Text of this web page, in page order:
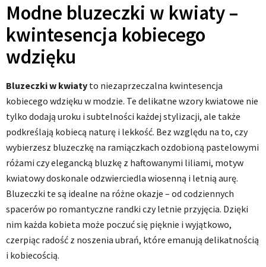
Modne bluzeczki w kwiaty –
kwintesencja kobiecego
wdzięku
Bluzeczki w kwiaty to niezaprzeczalna kwintesencja
kobiecego wdzięku w modzie. Te delikatne wzory kwiatowe nie
tylko dodają uroku i subtelności każdej stylizacji, ale także
podkreślają kobiecą naturę i lekkość. Bez względu na to, czy
wybierzesz bluzeczkę na ramiączkach ozdobioną pastelowymi
różami czy elegancką bluzkę z haftowanymi liliami, motyw
kwiatowy doskonale odzwierciedla wiosenną i letnią aurę.
Bluzeczki te są idealne na różne okazje – od codziennych
spacerów po romantyczne randki czy letnie przyjęcia. Dzięki
nim każda kobieta może poczuć się pięknie i wyjątkowo,
czerpiąc radość z noszenia ubrań, które emanują delikatnością
i kobiecością.